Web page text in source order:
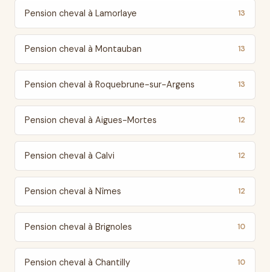
Pension cheval à Lamorlaye 13
Pension cheval à Montauban 13
Pension cheval à Roquebrune-sur-Argens 13
Pension cheval à Aigues-Mortes 12
Pension cheval à Calvi 12
Pension cheval à Nîmes 12
Pension cheval à Brignoles 10
Pension cheval à Chantilly 10